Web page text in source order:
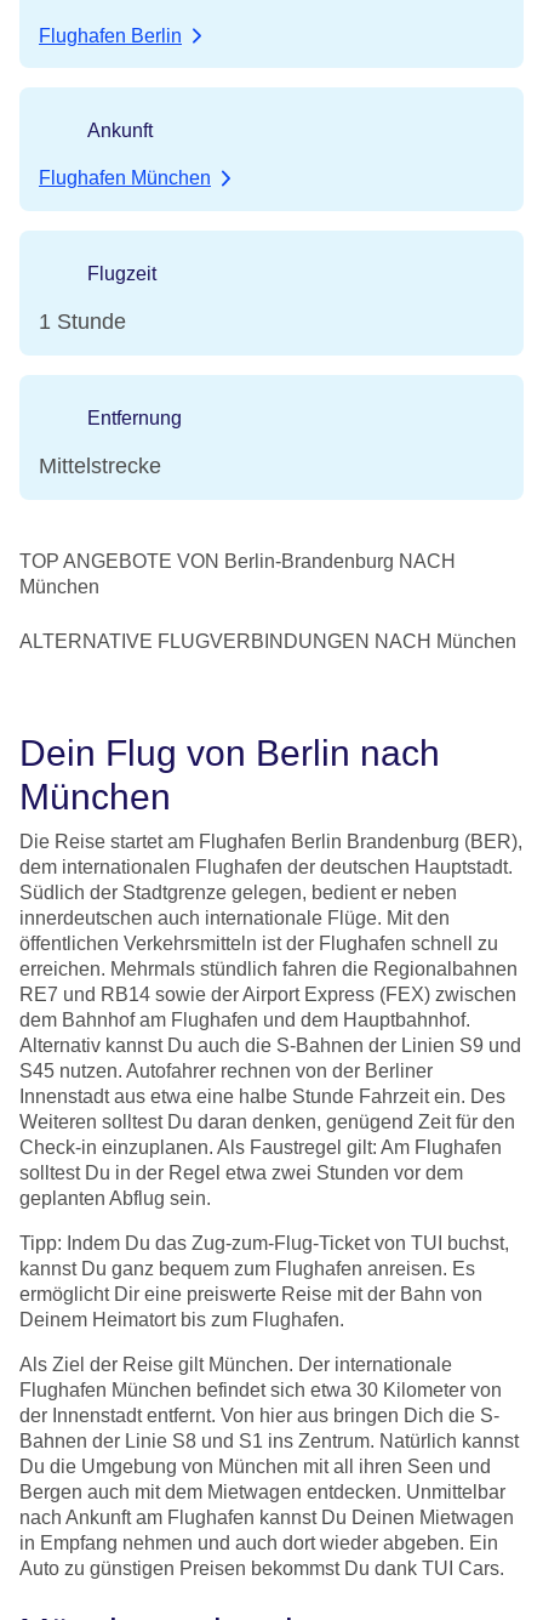
Flughafen Berlin
Ankunft
Flughafen München
Flugzeit
1 Stunde
Entfernung
Mittelstrecke
TOP ANGEBOTE VON Berlin-Brandenburg NACH
München
ALTERNATIVE FLUGVERBINDUNGEN NACH München
Dein Flug von Berlin nach
München
Die Reise startet am Flughafen Berlin Brandenburg (BER),
dem internationalen Flughafen der deutschen Hauptstadt.
Südlich der Stadtgrenze gelegen, bedient er neben
innerdeutschen auch internationale Flüge. Mit den
öffentlichen Verkehrsmitteln ist der Flughafen schnell zu
erreichen. Mehrmals stündlich fahren die Regionalbahnen
RE7 und RB14 sowie der Airport Express (FEX) zwischen
dem Bahnhof am Flughafen und dem Hauptbahnhof.
Alternativ kannst Du auch die S-Bahnen der Linien S9 und
S45 nutzen. Autofahrer rechnen von der Berliner
Innenstadt aus etwa eine halbe Stunde Fahrzeit ein. Des
Weiteren solltest Du daran denken, genügend Zeit für den
Check-in einzuplanen. Als Faustregel gilt: Am Flughafen
solltest Du in der Regel etwa zwei Stunden vor dem
geplanten Abflug sein.
Tipp: Indem Du das Zug-zum-Flug-Ticket von TUI buchst,
kannst Du ganz bequem zum Flughafen anreisen. Es
ermöglicht Dir eine preiswerte Reise mit der Bahn von
Deinem Heimatort bis zum Flughafen.
Als Ziel der Reise gilt München. Der internationale
Flughafen München befindet sich etwa 30 Kilometer von
der Innenstadt entfernt. Von hier aus bringen Dich die S-
Bahnen der Linie S8 und S1 ins Zentrum. Natürlich kannst
Du die Umgebung von München mit all ihren Seen und
Bergen auch mit dem Mietwagen entdecken. Unmittelbar
nach Ankunft am Flughafen kannst Du Deinen Mietwagen
in Empfang nehmen und auch dort wieder abgeben. Ein
Auto zu günstigen Preisen bekommst Du dank TUI Cars.